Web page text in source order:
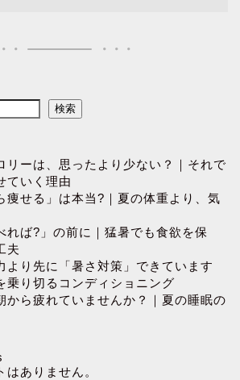
検索
リーは、思ったより少ない？｜それで
ていく理由
痩せる」は本当?｜夏の体重より、気
れば?」の前に｜猛暑でも食欲を保
夫
より先に「暑さ対策」できています
乗り切るコンディショニング
から疲れていませんか？｜夏の睡眠の
ありません。